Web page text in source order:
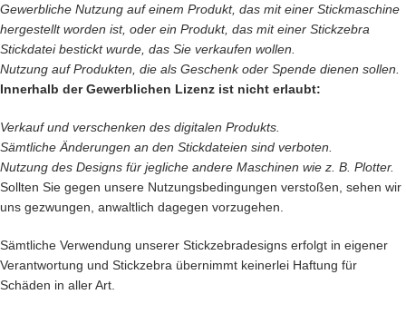
Gewerbliche Nutzung auf einem Produkt, das mit einer Stickmaschine
hergestellt worden ist, oder ein Produkt, das mit einer Stickzebra
Stickdatei bestickt wurde, das Sie verkaufen wollen.
Nutzung auf Produkten, die als Geschenk oder Spende dienen sollen.
Innerhalb der Gewerblichen Lizenz ist nicht erlaubt:
Verkauf und verschenken des digitalen Produkts.
Sämtliche Änderungen an den Stickdateien sind verboten.
Nutzung des Designs für jegliche andere Maschinen wie z. B. Plotter.
Sollten Sie gegen unsere Nutzungsbedingungen verstoßen, sehen wir
uns gezwungen, anwaltlich dagegen vorzugehen.
Sämtliche Verwendung unserer Stickzebradesigns erfolgt in eigener
Verantwortung und Stickzebra übernimmt keinerlei Haftung für
Schäden in aller Art.